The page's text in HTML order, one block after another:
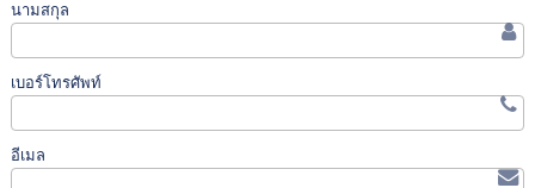
นามสกุล
เบอร์โทรศัพท์
อีเมล